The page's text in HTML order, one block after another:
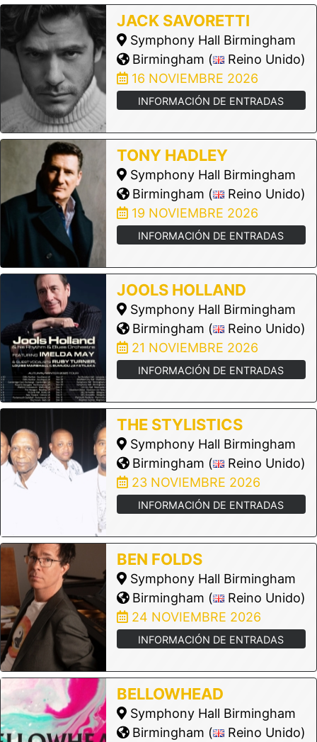
JACK SAVORETTI
Symphony Hall Birmingham
Birmingham (
Reino Unido)
16 NOVIEMBRE 2026
INFORMACIÓN DE ENTRADAS
TONY HADLEY
Symphony Hall Birmingham
Birmingham (
Reino Unido)
19 NOVIEMBRE 2026
INFORMACIÓN DE ENTRADAS
JOOLS HOLLAND
Symphony Hall Birmingham
Birmingham (
Reino Unido)
21 NOVIEMBRE 2026
INFORMACIÓN DE ENTRADAS
THE STYLISTICS
Symphony Hall Birmingham
Birmingham (
Reino Unido)
23 NOVIEMBRE 2026
INFORMACIÓN DE ENTRADAS
BEN FOLDS
Symphony Hall Birmingham
Birmingham (
Reino Unido)
24 NOVIEMBRE 2026
INFORMACIÓN DE ENTRADAS
BELLOWHEAD
Symphony Hall Birmingham
Birmingham (
Reino Unido)